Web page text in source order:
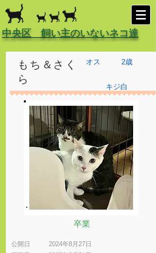
中央区 飼い主のいないネコ達
オス
もち＆さく
ら
2歳
キジ白
卒業
公開日
2024年8月27日